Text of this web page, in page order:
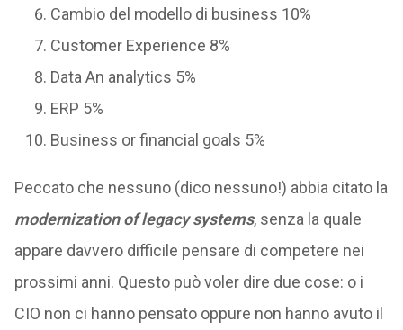
Cambio del modello di business 10%
Customer Experience 8%
Data An analytics 5%
ERP 5%
Business or financial goals 5%
Peccato che nessuno (dico nessuno!) abbia citato la
modernization of legacy systems, senza la quale
appare davvero difficile pensare di competere nei
prossimi anni. Questo può voler dire due cose: o i
CIO non ci hanno pensato oppure non hanno avuto il